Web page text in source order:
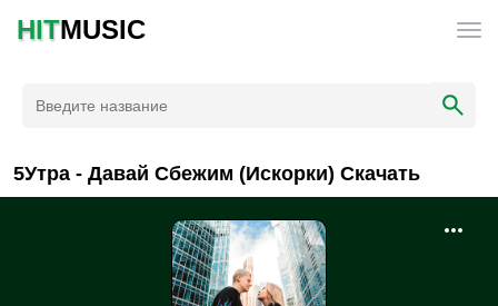
HITMUSIC
5Утра - Давай Сбежим (Искорки) Скачать